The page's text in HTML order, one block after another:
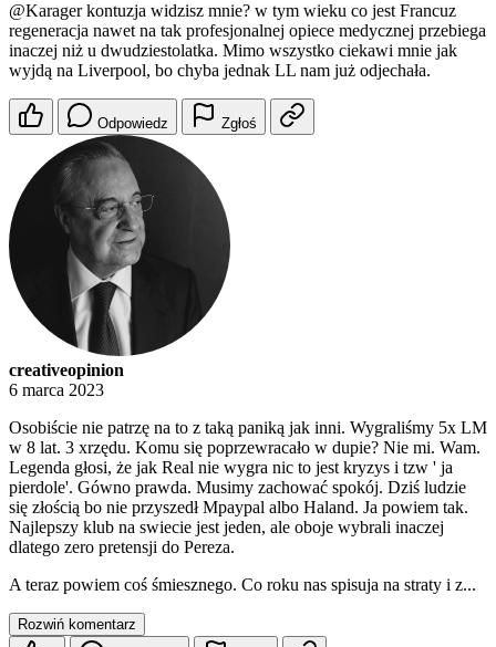
@Karagerkontuzja widzisz mnie? w tym wieku co jest Francuz
regeneracja nawet na tak profesjonalnej opiece medycznej przebiega
inaczej niż u dwudziestolatka. Mimo wszystko ciekawi mnie jak
wyjdą na Liverpool, bo chyba jednak LL nam już odjechała.
Odpowiedz Zgłoś
creativeopinion
6 marca 2023
Osobiście nie patrzę na to z taką paniką jak inni. Wygraliśmy 5x LM
w 8 lat. 3 xrzędu. Komu się poprzewracało w dupie? Nie mi. Wam.
Legenda głosi, że jak Real nie wygra nic to jest kryzys i tzw ' ja
pierdole'. Gówno prawda. Musimy zachować spokój. Dziś ludzie
się złością bo nie przyszedł Mpaypal albo Haland. Ja powiem tak.
Najlepszy klub na swiecie jest jeden, ale oboje wybrali inaczej
dlatego zero pretensji do Pereza.
A teraz powiem coś śmiesznego. Co roku nas spisuja na straty i z...
Rozwiń komentarz